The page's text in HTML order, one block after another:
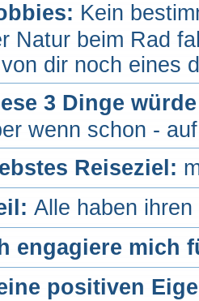
Kein
Natur beim Rad
dir noch eines
3 Dinge
wenn schon -
Reiseziel:
Alle haben
engagiere mich
positiven